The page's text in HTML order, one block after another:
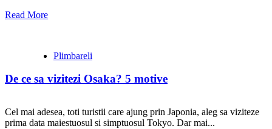
Read More
Plimbareli
De ce sa vizitezi Osaka? 5 motive
Cel mai adesea, toti turistii care ajung prin Japonia, aleg sa viziteze
prima data maiestuosul si simptuosul Tokyo. Dar mai...